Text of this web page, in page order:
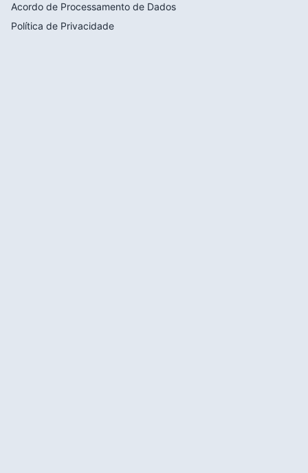
Acordo de Processamento de Dados
Política de Privacidade